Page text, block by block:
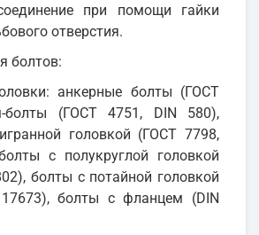
при помощи гайки
отверстия.
болтов:
анкерные болты (ГОСТ
болты (ГОСТ 4751, DIN 580),
головкой (ГОСТ 7798,
с полукруглой головкой
болты с потайной головкой
болты с фланцем (DIN